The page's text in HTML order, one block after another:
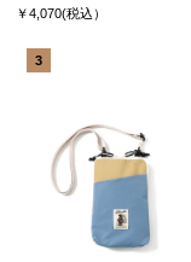
￥4,070(税込）